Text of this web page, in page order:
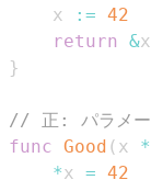
    x
:= 42
return
&x
}
// 正: パラメー
func Good ( x *
*x = 42